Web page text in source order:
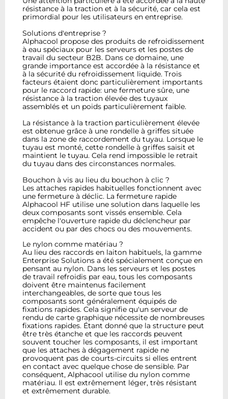
résistance à la traction et à la sécurité, car cela est
primordial pour les utilisateurs en entreprise.
Solutions d'entreprise ?
Alphacool propose des produits de refroidissement
à eau spéciaux pour les serveurs et les postes de
travail du secteur B2B. Dans ce domaine, une
grande importance est accordée à la résistance et
à la sécurité du refroidissement liquide. Trois
facteurs étaient donc particulièrement importants
pour le raccord rapide: une fermeture sûre, une
résistance à la traction élevée des tuyaux
assemblés et un poids particulièrement faible.
La résistance à la traction particulièrement élevée
est obtenue grâce à une rondelle à griffes située
dans la zone de raccordement du tuyau. Lorsque le
tuyau est monté, cette rondelle à griffes saisit et
maintient le tuyau. Cela rend impossible le retrait
du tuyau dans des circonstances normales.
Bouchon à vis au lieu du bouchon à clic ?
Les attaches rapides habituelles fonctionnent avec
une fermeture à déclic. La fermeture rapide
Alphacool HF utilise une solution dans laquelle les
deux composants sont vissés ensemble. Cela
empêche l'ouverture rapide du déclencheur par
accident ou par des chocs ou des mouvements.
Le nylon comme matériau ?
Au lieu des raccords en laiton habituels, la gamme
Enterprise Solutions a été spécialement conçue en
pensant au nylon. Dans les serveurs et les postes
de travail refroidis par eau, tous les composants
doivent être maintenus facilement
interchangeables, de sorte que tous les
composants sont généralement équipés de
fixations rapides. Cela signifie qu'un serveur de
rendu de carte graphique nécessite de nombreuses
fixations rapides. Étant donné que la structure peut
être très étanche et que les raccords peuvent
souvent toucher les composants, il est important
que les attaches à dégagement rapide ne
provoquent pas de courts-circuits si elles entrent
en contact avec quelque chose de sensible. Par
conséquent, Alphacool utilise du nylon comme
matériau. Il est extrêmement léger, très résistant
et extrêmement durable.